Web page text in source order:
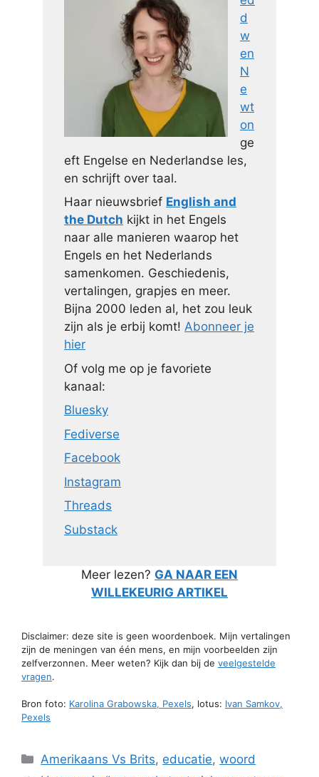
d
w
en
N
e
wt
on
ge
eft Engelse en Nederlandse les,
en schrijft over taal.
Haar nieuwsbrief English and
the Dutch kijkt in het Engels
naar alle manieren waarop het
Engels en het Nederlands
samenkomen. Geschiedenis,
vertalingen, grapjes en meer.
Bijna 2000 leden al, het zou leuk
zijn als je erbij komt! Abonneer je
hier
Of volg me op je favoriete
kanaal:
Bluesky
Fediverse
Facebook
Instagram
Threads
Substack
Meer lezen? GA NAAR EEN
WILLEKEURIG ARTIKEL
Disclaimer: deze site is geen woordenboek. Mijn vertalingen
zijn de meningen van één mens, en mijn voorbeelden zijn
zelfverzonnen. Meer weten? Kijk dan bij de veelgestelde
vragen.
Bron foto: Karolina Grabowska, Pexels, lotus: Ivan Samkov,
Pexels
Categorieën
Amerikaans Vs Brits, educatie,woord